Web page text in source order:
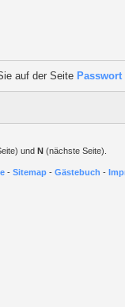
auf der Seite
und N (nächste Seite).
- Sitemap - Gästebuch -